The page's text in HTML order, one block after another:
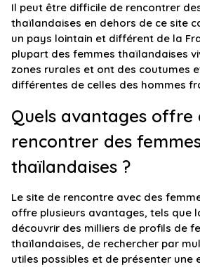
Il peut être difficile de rencontrer
thaïlandaises en dehors de ce site
un pays lointain et différent de la
plupart des femmes thaïlandaises
zones rurales et ont des coutumes
différentes de celles des hommes
Quels avantages offre
rencontrer des
thaïlandaises ?
Le site de rencontre avec des
offre plusieurs avantages, tels que
découvrir des milliers de profils de
thaïlandaises, de rechercher par
utiles possibles et de présenter une